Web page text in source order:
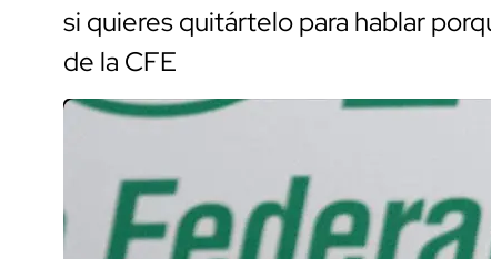
si quieres quitártelo para hablar
de la CFE